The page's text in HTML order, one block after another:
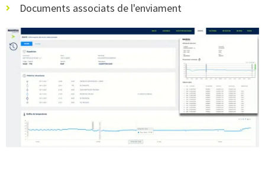
Documents associats de l'enviament